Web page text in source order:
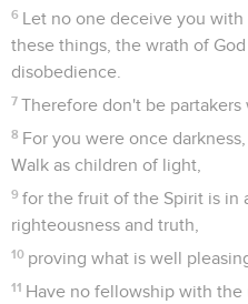
6 Let no one deceive you
these things, the wrath of
disobedience.
7 Therefore don't be partakers
8 For you were once
Walk as children of light,
9 for the fruit of the Spirit is in
righteousness and truth,
10 proving what is well
11 Have no fellowship with the